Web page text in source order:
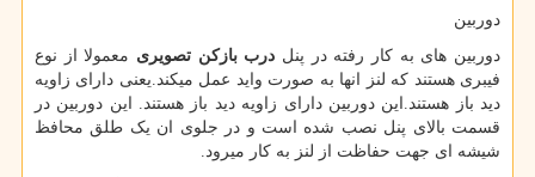
دوربین
دوربین های به کار رفته در پنل درب بازکن تصویری معمولا از نوع
فیبری هستند که لنز انها به صورت واید عمل میکند.یعنی دارای زاویه
دید باز هستند.این دوربین دارای زاویه دید باز هستند. این دوربین در
قسمت بالای پنل نصب شده است و در جلوی ان یک طلق محافظ
شیشه ای جهت حفاظت از لنز به کار میرود.